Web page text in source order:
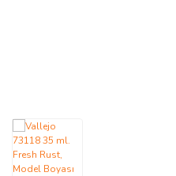
TEKNİK KİTAP ve KATALOGLAR